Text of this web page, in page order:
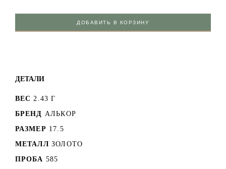
ДОБАВИТЬ В КОРЗИНУ
ДЕТАЛИ
ВЕС 2.43 Г
БРЕНД АЛЬКОР
РАЗМЕР 17.5
МЕТАЛЛ ЗОЛОТО
ПРОБА 585